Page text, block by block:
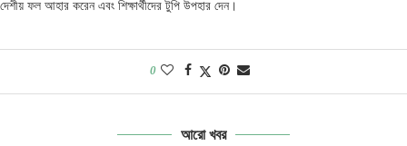
দেশীয় ফল আহার করেন এবং শিক্ষার্থীদের টুপি উপহার দেন।
0
আরো খবর